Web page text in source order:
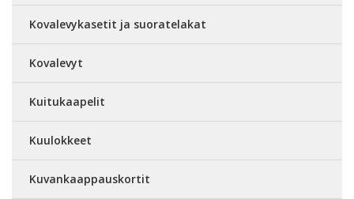
Kovalevykasetit ja suoratelakat
Kovalevyt
Kuitukaapelit
Kuulokkeet
Kuvankaappauskortit